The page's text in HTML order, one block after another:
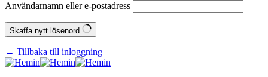
Användarnamn eller e‑postadress
Skaffa nytt lösenord
← Tillbaka till inloggning